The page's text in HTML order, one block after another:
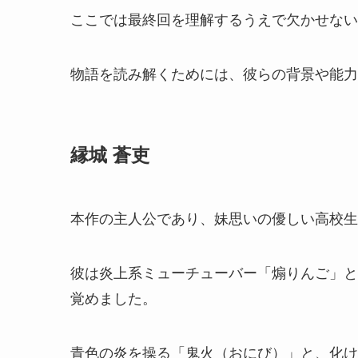
ここでは最終回を理解するうえで欠かせな
物語を読み解くためには、彼らの背景や能
縁城 蒼吏
本作の主人公であり、妹思いの優しい高校
彼は炎上系ミューチューバー「煽りんご」
覚めました。
青色の炎を操る「鬼火（おにび）」と、化